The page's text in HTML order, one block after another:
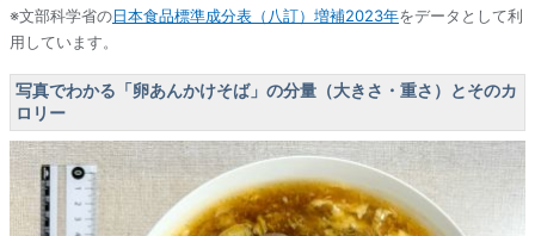
※文部科学省の日本食品標準成分表（八訂）増補2023年をデータとして利
用しています。
写真でわかる「卵あんかけそば」の分量（大きさ・重さ）とそのカ
ロリー